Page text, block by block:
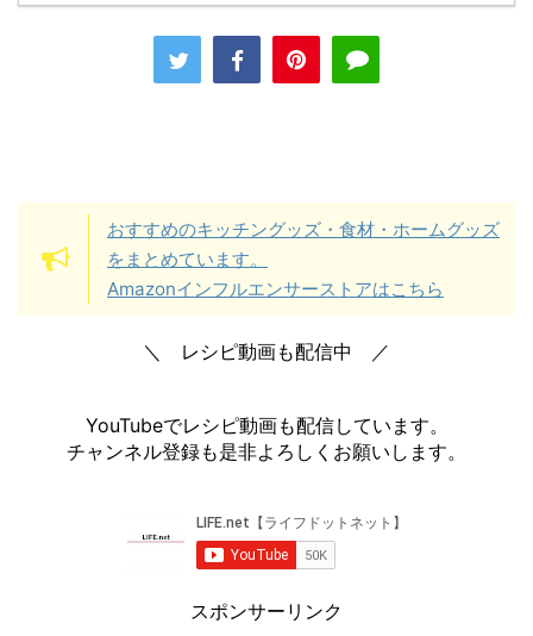
おすすめのキッチングッズ・食材・ホームグッズ
をまとめています。
Amazonインフルエンサーストアはこちら
＼ レシピ動画も配信中 ／
YouTubeでレシピ動画も配信しています。
チャンネル登録も是非よろしくお願いします。
スポンサーリンク